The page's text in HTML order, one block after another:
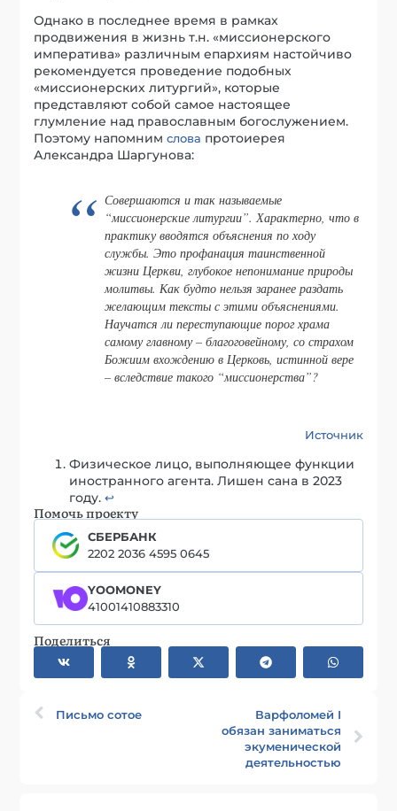
Однако в последнее время в рамках
продвижения в жизнь т.н. «миссионерского
императива» различным епархиям настойчиво
рекомендуется проведение подобных
«миссионерских литургий», которые
представляют собой самое настоящее
глумление над православным богослужением.
Поэтому напомнимслова протоиерея
Александра Шаргунова:
Совершаются и так называемые
“миссионерские литургии”. Характерно, что в
практику вводятся объяснения по ходу
службы. Это профанация таинственной
жизни Церкви, глубокое непонимание природы
молитвы. Как будто нельзя заранее раздать
желающим тексты с этими объяснениями.
Научатся ли переступающие порог храма
самому главному – благоговейному, со страхом
Божиим вхождению в Церковь, истинной вере
– вследствие такого “миссионерства”?
Источник
Физическое лицо, выполняющее функции
иностранного агента. Лишен сана в 2023
году.↩︎
Помочь проекту
СБЕРБАНК
2202 2036 4595 0645
YOOMONEY
41001410883310
Поделиться
Письмо сотое
Варфоломей I
обязан заниматься
экуменической
деятельностью